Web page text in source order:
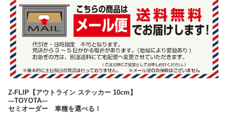
Z-FLIP【アウトライン ステッカー 10cm】
---TOYOTA---
セミオーダー 車種を選べる！